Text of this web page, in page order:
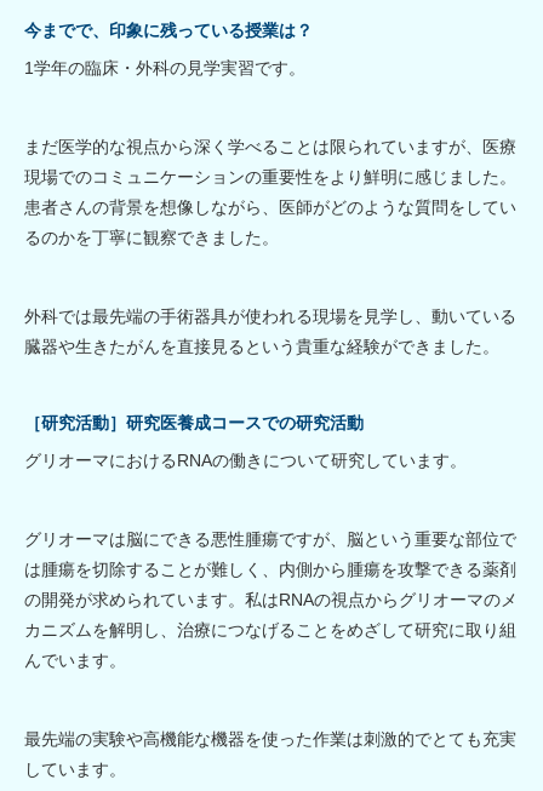
今までで、印象に残っている授業は？
1学年の臨床・外科の見学実習です。
まだ医学的な視点から深く学べることは限られていますが、医療
現場でのコミュニケーションの重要性をより鮮明に感じました。
患者さんの背景を想像しながら、医師がどのような質問をしてい
るのかを丁寧に観察できました。
外科では最先端の手術器具が使われる現場を見学し、動いている
臓器や生きたがんを直接見るという貴重な経験ができました。
［研究活動］研究医養成コースでの研究活動
グリオーマにおけるRNAの働きについて研究しています。
グリオーマは脳にできる悪性腫瘍ですが、脳という重要な部位で
は腫瘍を切除することが難しく、内側から腫瘍を攻撃できる薬剤
の開発が求められています。私はRNAの視点からグリオーマのメ
カニズムを解明し、治療につなげることをめざして研究に取り組
んでいます。
最先端の実験や高機能な機器を使った作業は刺激的でとても充実
しています。